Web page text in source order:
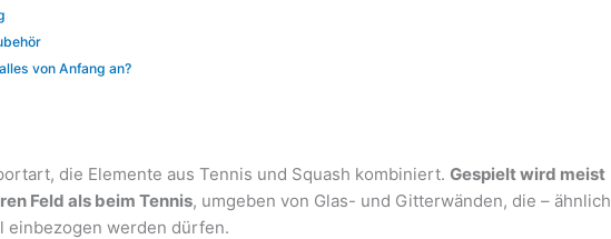
von Anfang an?
die Elemente aus Tennis und Squash kombiniert. Gespielt wird meist
Feld als beim Tennis, umgeben von Glas- und Gitterwänden, die – ähnlich
einbezogen werden dürfen.